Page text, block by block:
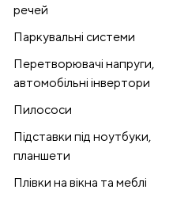
речей
Паркувальні системи
Перетворювачі напруги,
автомобільні інвертори
Пилососи
Підставки під ноутбуки,
планшети
Плівки на вікна та меблі